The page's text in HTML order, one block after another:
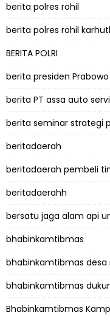
berita polres rohil
berita polres rohil
BERITA POLRI
berita presiden
berita PT assa auto
berita seminar strategi
beritadaerah
beritadaerah pembeli
beritadaerahh
bersatu jaga alam api
bhabinkamtibmas
bhabinkamtibmas desa
bhabinkamtibmas
Bhabinkamtibmas